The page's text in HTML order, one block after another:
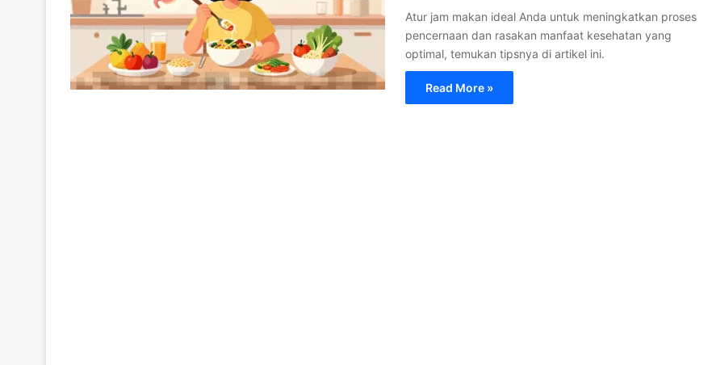
Atur jam makan ideal Anda untuk meningkatkan proses
pencernaan dan rasakan manfaat kesehatan yang
optimal, temukan tipsnya di artikel ini.
Read More »